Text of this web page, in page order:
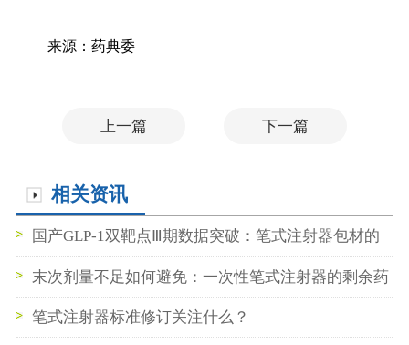
来源：药典委
上一篇 下一篇
相关资讯
国产GLP-1双靶点Ⅲ期数据突破：笔式注射器包材的
机遇窗口
末次剂量不足如何避免：一次性笔式注射器的剩余药
量控制设计末次剂量不足如何避免：一次性笔式注射
笔式注射器标准修订关注什么？